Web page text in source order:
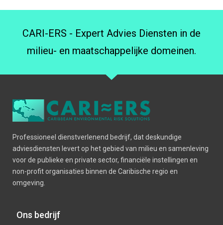
CARI-ERS - Expert Advies Diensten in de
milieu- en maatschappelijke domeinen.
Professioneel dienstverlenend bedrijf, dat deskundige
adviesdiensten levert op het gebied van milieu en samenleving
voor de publieke en private sector, financiële instellingen en
non-profit organisaties binnen de Caribische regio en
omgeving.
Ons bedrijf